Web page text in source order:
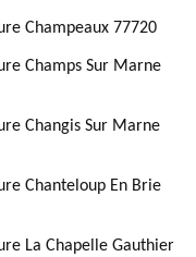
Champeaux 77720
Champs Sur Marne
Changis Sur Marne
Chanteloup En Brie
La Chapelle Gauthier